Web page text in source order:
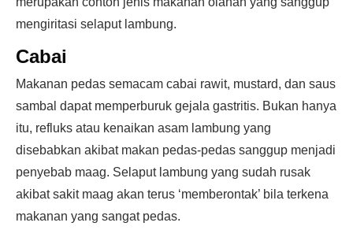
mengiritasi selaput lambung.
Cabai
Makanan pedas semacam cabai rawit, mustard, dan saus
sambal dapat memperburuk gejala gastritis. Bukan hanya
itu, refluks atau kenaikan asam lambung yang
disebabkan akibat makan pedas-pedas sanggup menjadi
penyebab maag. Selaput lambung yang sudah rusak
akibat sakit maag akan terus ‘memberontak’ bila terkena
makanan yang sangat pedas.